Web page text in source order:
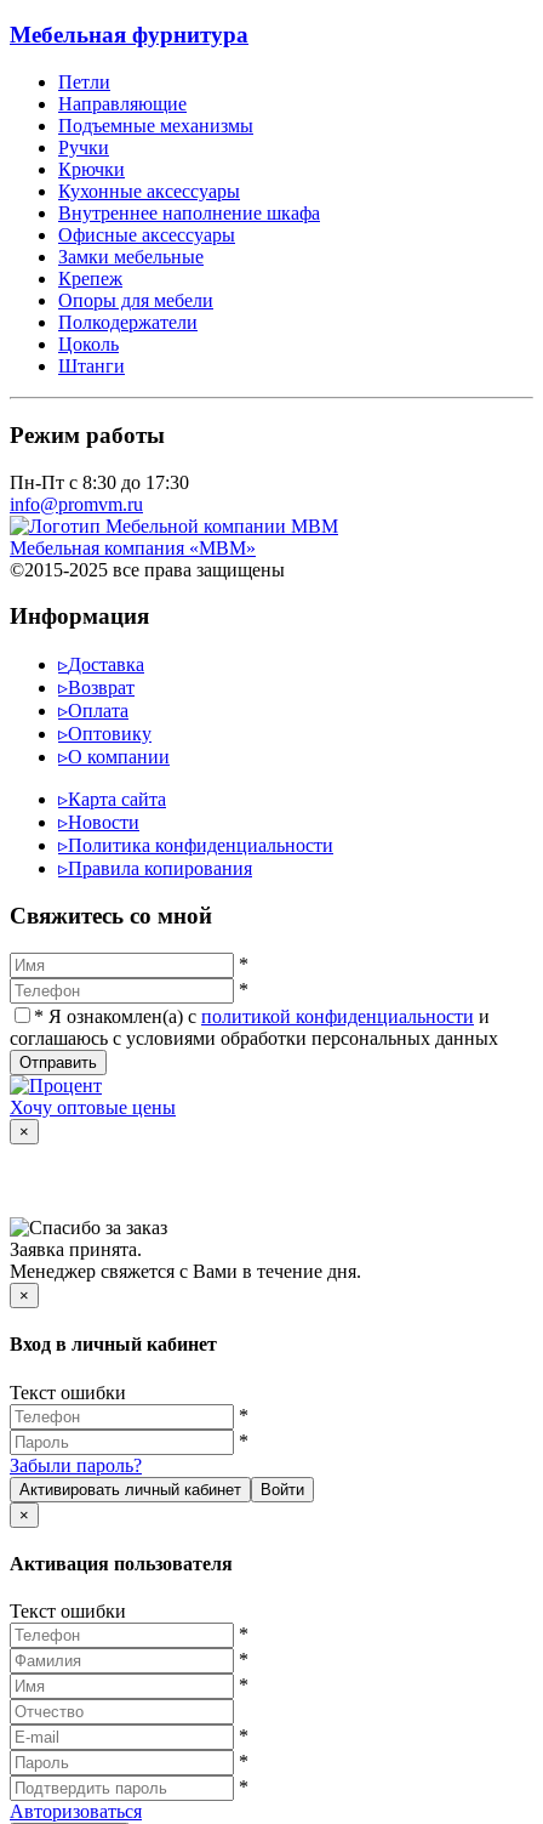
Мебельная фурнитура
Петли
Направляющие
Подъемные механизмы
Ручки
Крючки
Кухонные аксессуары
Внутреннее наполнение шкафа
Офисные аксессуары
Замки мебельные
Крепеж
Опоры для мебели
Полкодержатели
Цоколь
Штанги
Режим работы
Пн-Пт с 8:30 до 17:30
info@promvm.ru
Мебельная компания «МВМ»
©2015-2025 все права защищены
Информация
▹Доставка
▹Возврат
▹Оплата
▹Оптовику
▹О компании
▹Карта сайта
▹Новости
▹Политика конфиденциальности
▹Правила копирования
Cвяжитесь со мной
*
*
* Я ознакомлен(а) с политикой конфиденциальности и
соглашаюсь с условиями обработки персональных данных
Отправить
Хочу оптовые цены
×
Заявка принята.
Менеджер свяжется с Вами в течение дня.
×
Вход в личный кабинет
Текст ошибки
*
*
Забыли пароль?
Активировать личный кабинет
Войти
×
Активация пользователя
Текст ошибки
*
*
*
*
*
*
Авторизоваться